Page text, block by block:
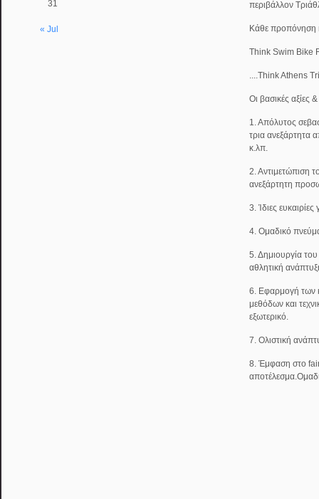
31
« Jul
περιβάλλον
Κάθε προπόνηση
Think Swim Bike
....Think Athens
Οι βασικές αξίες
1. Απόλυτος
τρια ανεξάρτητα
κ.λπ.
2. Αντιμετώπιση
ανεξάρτητη
3. Ίδιες
4. Ομαδικό
5. Δημιουργία
αθλητική
6. Εφαρμογή των
μεθόδων και
εξωτερικό.
7. Ολιστική
8. Έμφαση στο fair